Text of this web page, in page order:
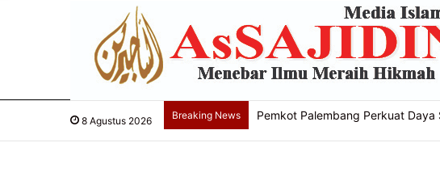
8 Agustus 2026 Breaking News Pemkot Palembang Perkuat Daya